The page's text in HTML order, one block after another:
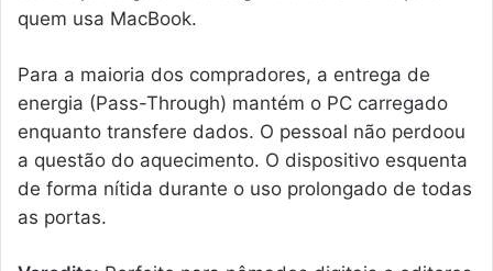
quem usa MacBook.
Para a maioria dos compradores, a entrega de
energia (Pass-Through) mantém o PC carregado
enquanto transfere dados. O pessoal não perdoou
a questão do aquecimento. O dispositivo esquenta
de forma nítida durante o uso prolongado de todas
as portas.